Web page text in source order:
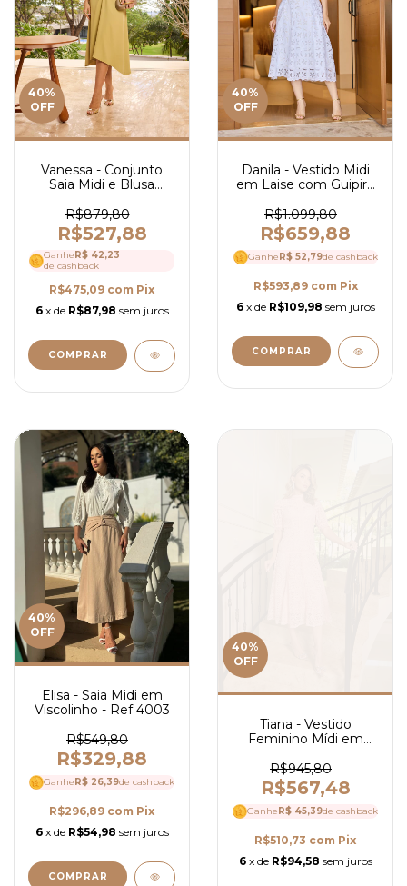
40%
OFF
Vanessa - Conjunto
Saia Midi e Blusa
Crepe - Ref 4116
R$879,80
R$527,88
Ganhe R$ 42,23
de cashback
R$475,09 com Pix
6 x de R$87,98 sem juros
COMPRAR
40%
OFF
Danila - Vestido Midi
em Laise com Guipir -
R$1.099,80
R$659,88
Ganhe R$ 52,79de cashback
R$593,89 com Pix
6 x de R$109,98 sem juros
COMPRAR
40%
OFF
Elisa - Saia Midi em
Viscolinho - Ref 4003
R$549,80
R$329,88
Ganhe R$ 26,39de cashback
R$296,89 com Pix
6 x de R$54,98 sem juros
COMPRAR
40%
OFF
Tiana - Vestido
Feminino Mídi em
Elegante e Manga 3/4
Bufante - Ref 4089
R$945,80
R$567,48
Ganhe R$ 45,39de cashback
R$510,73 com Pix
6 x de R$94,58 sem juros